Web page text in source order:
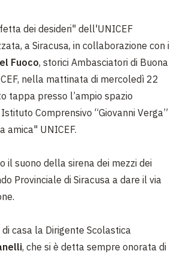
dei desideri" dell'UNICEF
a Siracusa, in collaborazione con i
Fuoco, storici Ambasciatori di Buona
nella mattinata di mercoledì 22
tappa presso l’ampio spazio
Comprensivo “Giovanni Verga”
amica" UNICEF.
il suono della sirena dei mezzi dei
Provinciale di Siracusa a dare il via
casa la Dirigente Scolastica
, che si è detta sempre onorata di